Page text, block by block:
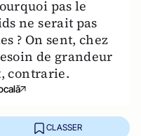
pas le
ne serait pas
? On sent, chez
de grandeur
contrarie.
CLASSER